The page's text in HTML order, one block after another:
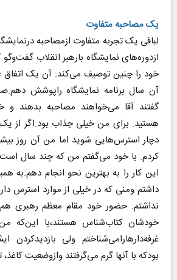
یک مصاحبه متفاوت
لبافی یک تجربه متفاوت ازمصاحبه
ازدوره‌های نمایشگاه بارهبر انقلاب گفت‌وگو
خود را چنین توصیف می‌کند: آن یک اتفاق
آن سال برنامه نمایشگاه راپوشش
گفتند آقا می‌خواهند مصاحبه بدهند و
هستید. برای من خیلی جذاب بود.اگر از یک
دچار استرس‌هایی شوید اما من آن روز
کردم. با خود می‌گفتم من که چند سال است
این کار را به بهترین نحو انجام دهم.به
داشتم ومنی که در خیلی از موارد استرس
نداشتم. حضور خود مقام معظم رهبری
خودشان کتاب‌شناس هستند،با این‌که
غرفه‌دارهارامی‌شناختم ولی بازدیدکردن
بودکه با آنها گرم می‌گرفتند وازوضعیت